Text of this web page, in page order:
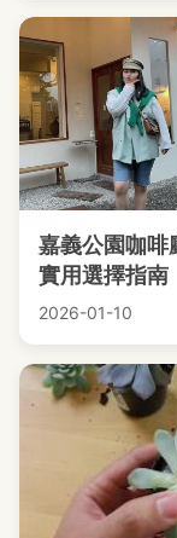
嘉義公園咖啡
實用選擇指南
2026-01-10